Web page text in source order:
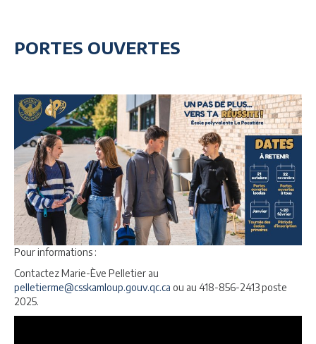
PORTES OUVERTES
Pour informations :
Contactez Marie-Ève Pelletier au
pelletierme@csskamloup.gouv.qc.ca ou au 418-856-2413 poste
2025.